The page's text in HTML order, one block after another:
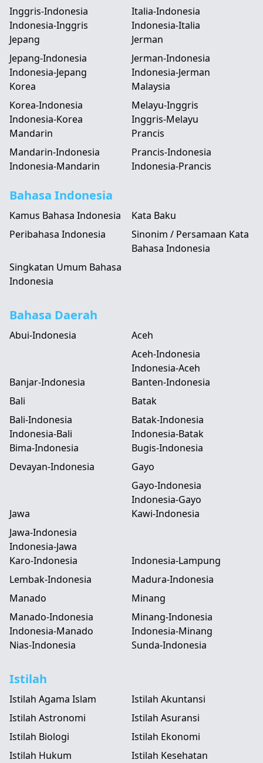
Inggris-Indonesia
Indonesia-Inggris
Italia-Indonesia
Indonesia-Italia
Jepang
Jepang-Indonesia
Indonesia-Jepang
Jerman
Jerman-Indonesia
Indonesia-Jerman
Korea
Korea-Indonesia
Indonesia-Korea
Malaysia
Melayu-Inggris
Inggris-Melayu
Mandarin
Mandarin-Indonesia
Indonesia-Mandarin
Prancis
Prancis-Indonesia
Indonesia-Prancis
Bahasa Indonesia
Kamus Bahasa Indonesia
Kata Baku
Peribahasa Indonesia
Sinonim / Persamaan Kata
Bahasa Indonesia
Singkatan Umum Bahasa
Indonesia
Bahasa Daerah
Abui-Indonesia
Aceh
Aceh-Indonesia
Indonesia-Aceh
Banjar-Indonesia
Banten-Indonesia
Bali
Bali-Indonesia
Indonesia-Bali
Batak
Batak-Indonesia
Indonesia-Batak
Bima-Indonesia
Bugis-Indonesia
Devayan-Indonesia
Gayo
Gayo-Indonesia
Indonesia-Gayo
Jawa
Jawa-Indonesia
Indonesia-Jawa
Kawi-Indonesia
Karo-Indonesia
Indonesia-Lampung
Lembak-Indonesia
Madura-Indonesia
Manado
Manado-Indonesia
Indonesia-Manado
Minang
Minang-Indonesia
Indonesia-Minang
Nias-Indonesia
Sunda-Indonesia
Istilah
Istilah Agama Islam
Istilah Akuntansi
Istilah Astronomi
Istilah Asuransi
Istilah Biologi
Istilah Ekonomi
Istilah Hukum
Istilah Kesehatan